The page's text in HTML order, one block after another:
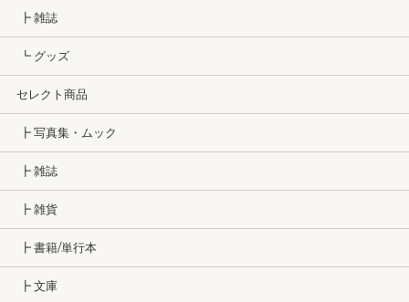
┣ 雑誌
┗ グッズ
セレクト商品
┣ 写真集・ムック
┣ 雑誌
┣ 雑貨
┣ 書籍/単行本
┣ 文庫